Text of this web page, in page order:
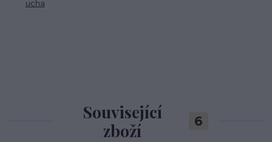
ucha
Související
zboží
6